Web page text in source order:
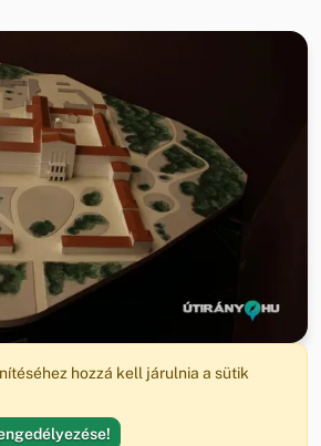
hozzá kell járulnia a sütik